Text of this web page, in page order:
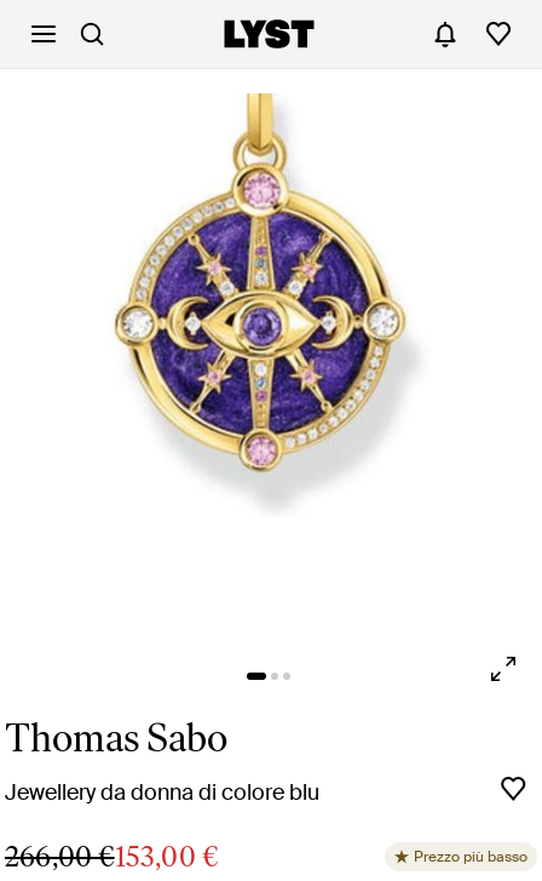
Thomas Sabo
Jewellery da donna di colore blu
266,00 €153,00 € Prezzo più basso